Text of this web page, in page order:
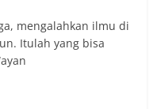
mengalahkan ilmu di
Itulah yang bisa